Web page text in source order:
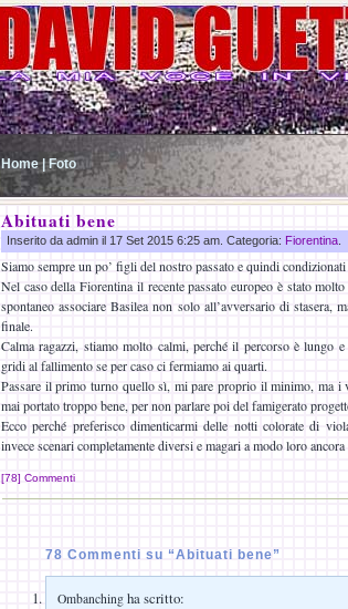
Home | Foto
Abituati bene
Inserito da admin il 17 Set 2015 6:25 am. Categoria: Fiorentina
Siamo sempre un po’ figli del nostro passato e quindi
Nel caso della Fiorentina il recente passato europeo è stato
spontaneo associare Basilea non solo all’avversario di stasera,
finale.
Calma ragazzi, stiamo molto calmi, perché il percorso è lungo
gridi al fallimento se per caso ci fermiamo ai quarti.
Passare il primo turno quello sì, mi pare proprio il minimo, ma
mai portato troppo bene, per non parlare poi del famigerato
Ecco perché preferisco dimenticarmi delle notti colorate di
invece scenari completamente diversi e magari a modo loro
[78] Commenti
78 Commenti su “Abituati bene”
Ombanching ha scritto: